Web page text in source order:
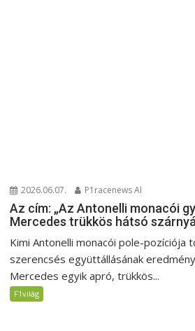
2026.06.07. P1racenews AI
Az cím: „Az Antonelli monacói
Mercedes trükkös hátsó
Kimi Antonelli monacói pole-pozíciója
szerencsés együttállásának
Mercedes egyik apró, trükkös...
F1világ